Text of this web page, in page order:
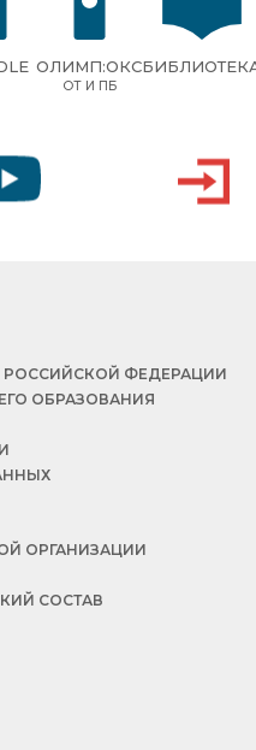
ОЛИМП:ОКС
ОТ И ПБ
ФЕДЕРАЦИИ
ОБРАЗОВАНИЯ
ОРГАНИЗАЦИИ
СОСТАВ